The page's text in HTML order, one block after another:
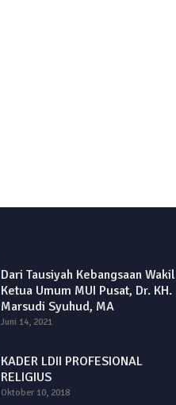
Dari Tausiyah Kebangsaan Wakil
Ketua Umum MUI Pusat, Dr. KH.
Marsudi Syuhud, MA
Juni 14, 2021
KADER LDII PROFESIONAL
RELIGIUS
Oktober 10, 2018